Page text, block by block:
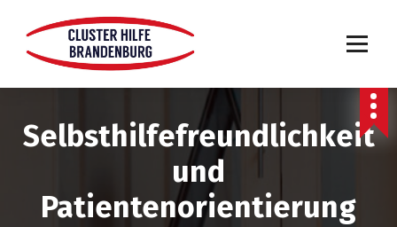
Selbsthilfefreundlichkeit
und
Patientenorientierung